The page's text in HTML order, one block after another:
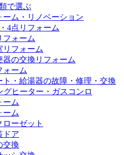
で選ぶ
ーム・リノベーション
4点リフォーム
フォーム
リフォーム
器の交換リフォーム
ォーム
ト・給湯器の故障・修理・交換
グヒーター・ガスコンロ
ーム
ーム
ーゼット
ドア
交換